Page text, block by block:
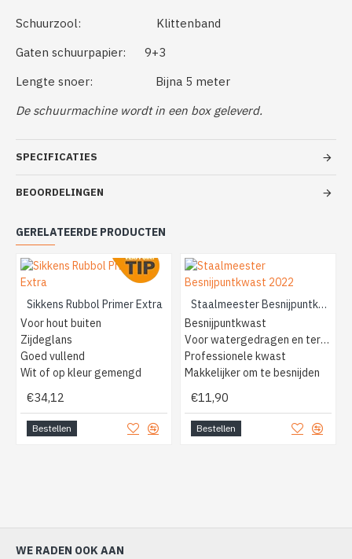
Schuurzool: Klittenband
Gaten schuurpapier: 9+3
Lengte snoer: Bijna 5 meter
De schuurmachine wordt in een box geleverd.
SPECIFICATIES
BEOORDELINGEN
GERELATEERDE PRODUCTEN
Sikkens Rubbol Primer Extra
Voor hout buiten
Zijdeglans
Goed vullend
Wit of op kleur gemengd
€34,12
Bestellen
Staalmeester Besnijpuntkwast 2022
Besnijpuntkwast
Voor watergedragen en terpentine
Professionele kwast
Makkelijker om te besnijden
€11,90
Bestellen
WE RADEN OOK AAN